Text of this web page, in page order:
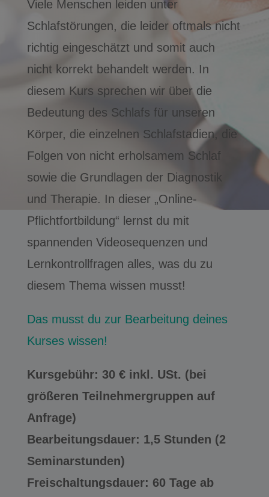
Viele Menschen leiden unter
Schlafstörungen, die leider oftmals nicht
richtig eingeschätzt und somit auch
nicht korrekt behandelt werden. In
diesem Kurs sprechen wir über die
Bedeutung des Schlafs für unseren
Körper, die einzelnen Schlafstadien, die
Folgen von nicht erholsamem Schlaf
sowie die Grundlagen der Diagnostik
und Therapie. In dieser „Online-
Pflichtfortbildung“ lernst du mit
spannenden Videosequenzen und
Lernkontrollfragen alles, was du zu
diesem Thema wissen musst!
Das musst du zur Bearbeitung deines
Kurses wissen!
Kursgebühr: 30 € inkl. USt. (bei
größeren Teilnehmergruppen auf
Anfrage)
Bearbeitungsdauer: 1,5 Stunden (2
Seminarstunden)
Freischaltungsdauer: 60 Tage ab